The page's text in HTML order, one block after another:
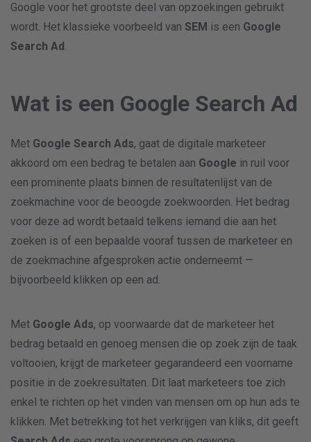
Google voor het grootste deel van opzoekingen gebruikt
wordt. Het klassieke voorbeeld van SEM is een Google
Search Ad.
Wat is een Google Search Ad
Met Google Search Ads, gaat de digitale marketeer
akkoord om een bedrag te betalen aan Google in ruil voor
een prominente plaats binnen de resultatenlijst van de
zoekmachine voor de beoogde zoekwoorden. Het bedrag
voor deze ad wordt betaald telkens iemand die aan het
zoeken is of een bepaalde vooraf tussen de marketeer en
de zoekmachine afgesproken actie onderneemt —
bijvoorbeeld klikken op een ad.
Met Google Ads, op voorwaarde dat de marketeer het
bedrag betaald en genoeg mensen die op zoek zijn de taak
voltooien, krijgt de marketeer gegarandeerd een voorname
positie in de zoekresultaten. Dit laat marketeers toe zich
enkel te richten op het vinden van mensen om op hun ads te
klikken. Met betrekking tot het verkrijgen van kliks, dit geeft